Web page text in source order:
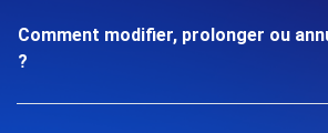
Comment modifier, prolonger ou
?